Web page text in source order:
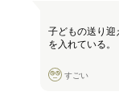
子どもの送り迎
を入れている。
すごい